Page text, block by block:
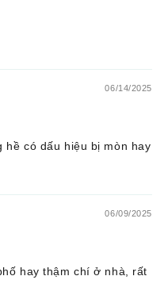
06/14/2025
hề có dấu hiệu bị mòn hay
06/09/2025
hay thậm chí ở nhà, rất